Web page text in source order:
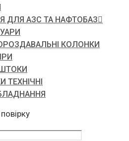
ДЛЯ АЗС ТА НАФТОБАЗ
КОЛОНКИ
ТЕХНІЧНІ